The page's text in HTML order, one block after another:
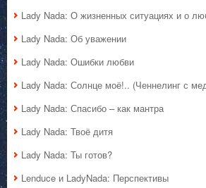
Lady Nada: О жизненных ситуациях и о
Lady Nada: Об уважении
Lady Nada: Ошибки любви
Lady Nada: Солнце моё!.. (Ченнелинг с
Lady Nada: Спасибо – как мантра
Lady Nada: Твоё дитя
Lady Nada: Ты готов?
Lenduce и LadyNada: Перспективы